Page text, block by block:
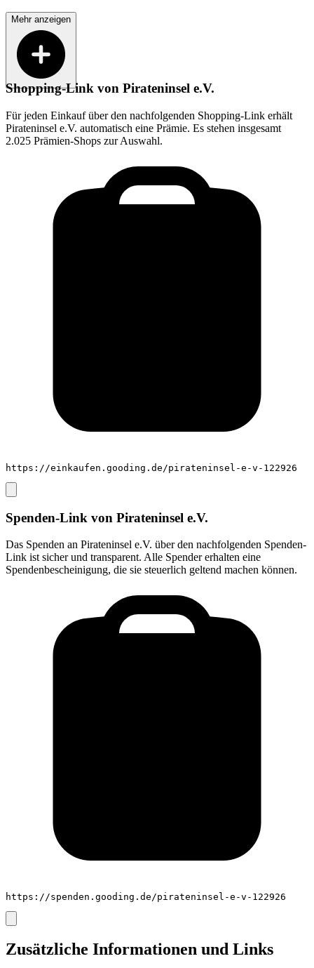
Mehr anzeigen
Shopping-Link von Pirateninsel e.V.
Für jeden Einkauf über den nachfolgenden Shopping-Link erhält
Pirateninsel e.V. automatisch eine Prämie. Es stehen insgesamt
2.025 Prämien-Shops zur Auswahl.
https://einkaufen.gooding.de/pirateninsel-e-v-122926
Spenden-Link von Pirateninsel e.V.
Das Spenden an Pirateninsel e.V. über den nachfolgenden Spenden-
Link ist sicher und transparent. Alle Spender erhalten eine
Spendenbescheinigung, die sie steuerlich geltend machen können.
https://spenden.gooding.de/pirateninsel-e-v-122926
Zusätzliche Informationen und Links